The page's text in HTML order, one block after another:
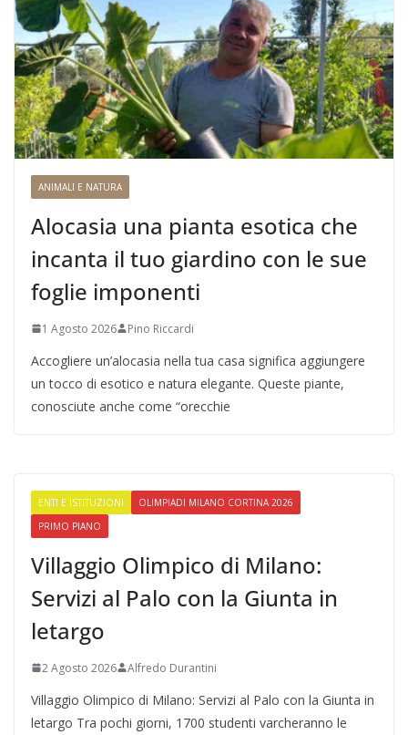
ANIMALI E NATURA
Alocasia una pianta esotica che
incanta il tuo giardino con le sue
foglie imponenti
1 Agosto 2026 Pino Riccardi
Accogliere un’alocasia nella tua casa significa aggiungere
un tocco di esotico e natura elegante. Queste piante,
conosciute anche come “orecchie
ENTI E ISTITUZIONI
OLIMPIADI MILANO CORTINA 2026
PRIMO PIANO
Villaggio Olimpico di Milano:
Servizi al Palo con la Giunta in
letargo
2 Agosto 2026 Alfredo Durantini
Villaggio Olimpico di Milano: Servizi al Palo con la Giunta in
letargo Tra pochi giorni, 1700 studenti varcheranno le